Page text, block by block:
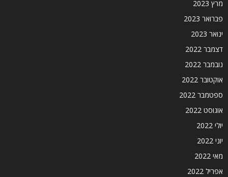
מרץ 2023
פברואר 2023
ינואר 2023
דצמבר 2022
נובמבר 2022
אוקטובר 2022
ספטמבר 2022
אוגוסט 2022
יולי 2022
יוני 2022
מאי 2022
אפריל 2022